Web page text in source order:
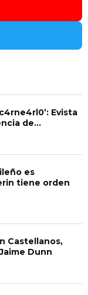
Evista
de...
es
tiene orden
Castellanos,
Dunn